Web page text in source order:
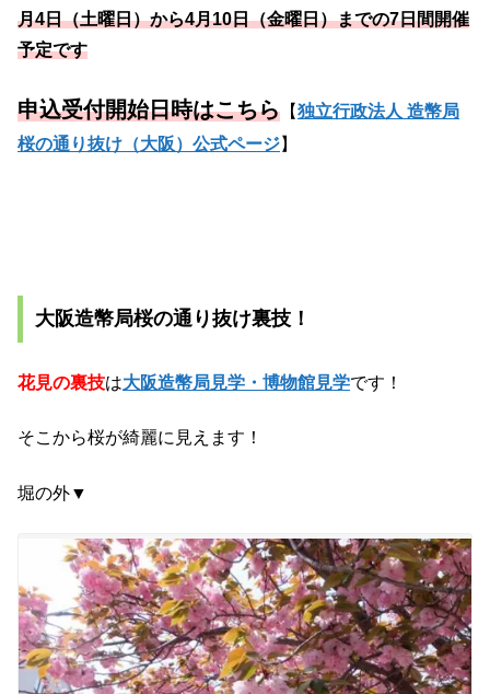
月4日（土曜日）から4月10日（金曜日）までの7日間開催
予定です
申込受付開始日時はこちら 【独立行政法人 造幣局
桜の通り抜け（大阪）公式ページ】
大阪造幣局桜の通り抜け裏技！
花見の裏技は大阪造幣局見学・博物館見学です！
そこから桜が綺麗に見えます！
堀の外▼